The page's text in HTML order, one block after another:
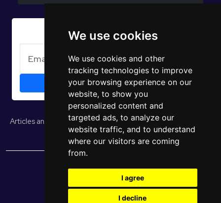
We use cookies
We use cookies and other
tracking technologies to improve
your browsing experience on our
website, to show you
personalized content and
targeted ads, to analyze our
website traffic, and to understand
where our visitors are coming
from.
I agree
I decline
Subscribe to Newsletter
Articles and opinionsStudies and reportsEUROPULS Results
© 2026 EUROPULS. All rights reserved.